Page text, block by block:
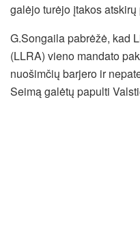
galėjo turėjo įtakos
G.Songaila pabrėžė, kad
(LLRA) vieno mandato
nuošimčių barjero ir
Seimą galėtų papulti